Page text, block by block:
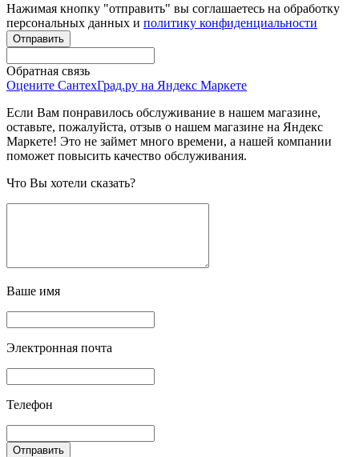
Нажимая кнопку "отправить" вы соглашаетесь на обработку
персональных данных и политику конфиденциальности
Обратная связь
Оцените СантехГрад.ру на Яндекс Маркете
Если Вам понравилось обслуживание в нашем магазине,
оставьте, пожалуйста, отзыв о нашем магазине на Яндекс
Маркете! Это не займет много времени, а нашей компании
поможет повысить качество обслуживания.
Что Вы хотели сказать?
Ваше имя
Электронная почта
Телефон